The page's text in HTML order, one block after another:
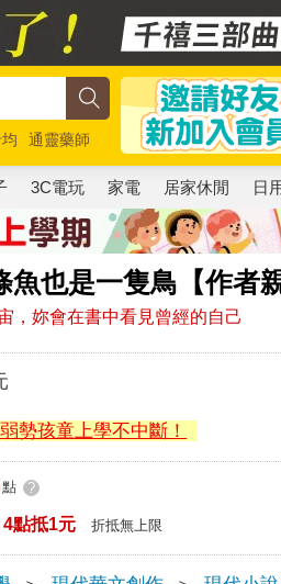
通靈藥師
3C電玩 家電 居家休閒 日
也是一隻鳥【作者
，妳會在書中看見曾經的自己
勢孩童上學不中斷！
點 ?
點抵1元 折抵無上限